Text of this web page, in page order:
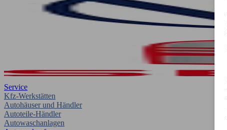
Service
Kfz-Werkstätten
Autohäuser und Händler
Autoteile-Händler
Autowaschanlagen